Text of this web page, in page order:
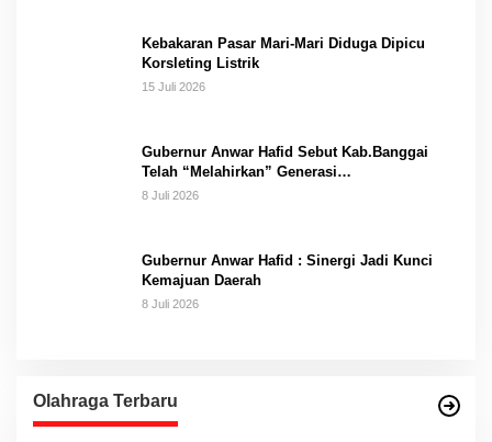
Kebakaran Pasar Mari-Mari Diduga Dipicu
Korsleting Listrik
15 Juli 2026
Gubernur Anwar Hafid Sebut Kab.Banggai
Telah “Melahirkan” Generasi…
8 Juli 2026
Gubernur Anwar Hafid : Sinergi Jadi Kunci
Kemajuan Daerah
8 Juli 2026
Olahraga Terbaru